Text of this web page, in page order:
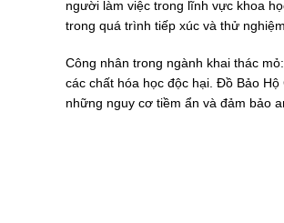
người làm việc trong lĩnh vực khoa
trong quá trình tiếp xúc và thử
Công nhân trong ngành khai thác
các chất hóa học độc hại. Đồ Bảo
những nguy cơ tiềm ẩn và đảm bảo